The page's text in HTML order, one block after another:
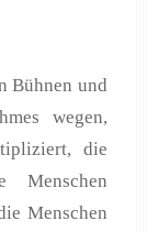
Bühnen und
wegen,
die
Menschen
Menschen